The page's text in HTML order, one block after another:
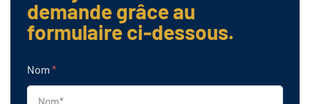
demande grâce au
formulaire ci-dessous.
Nom *